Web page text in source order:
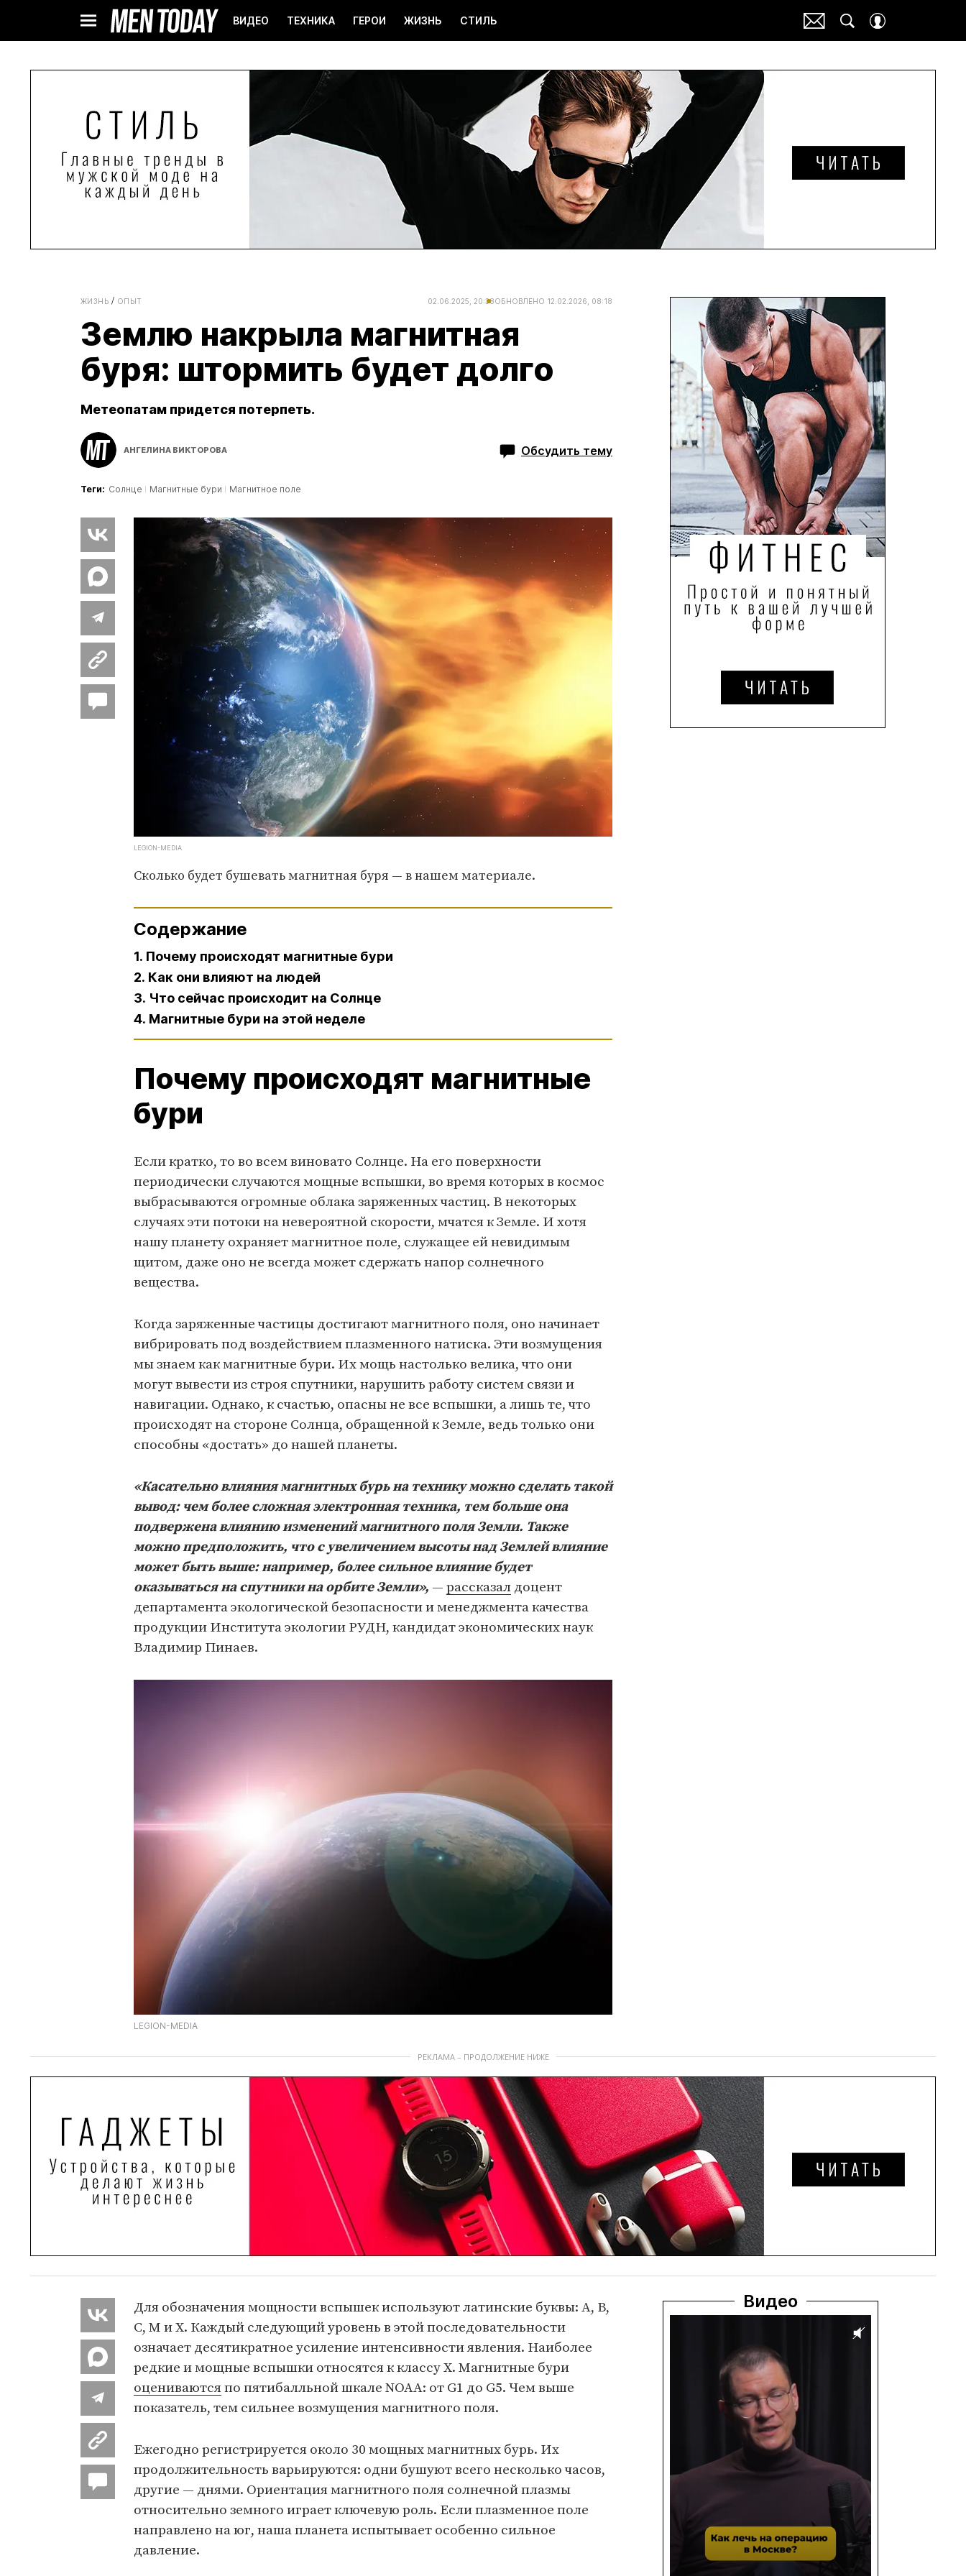
ВИДЕО ТЕХНИКА ГЕРОИ ЖИЗНЬ СТИЛЬ
ЖИЗНЬ ОПЫТ 02.06.2025, 20:38ОБНОВЛЕНО 12.02.2026, 08:18
Землю накрыла магнитная
буря: штормить будет долго
Метеопатам придется потерпеть.
АНГЕЛИНА ВИКТОРОВА Обсудить тему
Теги: Солнце Магнитные бури Магнитное поле
LEGION-MEDIA
Сколько будет бушевать магнитная буря — в нашем материале.
Содержание
1. Почему происходят магнитные бури
2. Как они влияют на людей
3. Что сейчас происходит на Солнце
4. Магнитные бури на этой неделе
Почему происходят магнитные
бури
Если кратко, то во всем виновато Солнце. На его поверхности
периодически случаются мощные вспышки, во время которых в космос
выбрасываются огромные облака заряженных частиц. В некоторых
случаях эти потоки на невероятной скорости, мчатся к Земле. И хотя
нашу планету охраняет магнитное поле, служащее ей невидимым
щитом, даже оно не всегда может сдержать напор солнечного
вещества.
Когда заряженные частицы достигают магнитного поля, оно начинает
вибрировать под воздействием плазменного натиска. Эти возмущения
мы знаем как магнитные бури. Их мощь настолько велика, что они
могут вывести из строя спутники, нарушить работу систем связи и
навигации. Однако, к счастью, опасны не все вспышки, а лишь те, что
происходят на стороне Солнца, обращенной к Земле, ведь только они
способны «достать» до нашей планеты.
«Касательно влияния магнитных бурь на технику можно сделать такой
вывод: чем более сложная электронная техника, тем больше она
подвержена влиянию изменений магнитного поля Земли. Также
можно предположить, что с увеличением высоты над Землей влияние
может быть выше: например, более сильное влияние будет
оказываться на спутники на орбите Земли», — рассказал доцент
департамента экологической безопасности и менеджмента качества
продукции Института экологии РУДН, кандидат экономических наук
Владимир Пинаев.
LEGION-MEDIA
РЕКЛАМА – ПРОДОЛЖЕНИЕ НИЖЕ
Для обозначения мощности вспышек используют латинские буквы: A, B,
C, M и X. Каждый следующий уровень в этой последовательности
означает десятикратное усиление интенсивности явления. Наиболее
редкие и мощные вспышки относятся к классу X. Магнитные бури
оцениваютсяпо пятибалльной шкале NOAA: от G1 до G5. Чем выше
показатель, тем сильнее возмущения магнитного поля.
Ежегодно регистрируется около 30 мощных магнитных бурь. Их
продолжительность варьируются: одни бушуют всего несколько часов,
другие — днями. Ориентация магнитного поля солнечной плазмы
относительно земного играет ключевую роль. Если плазменное поле
направлено на юг, наша планета испытывает особенно сильное
давление.